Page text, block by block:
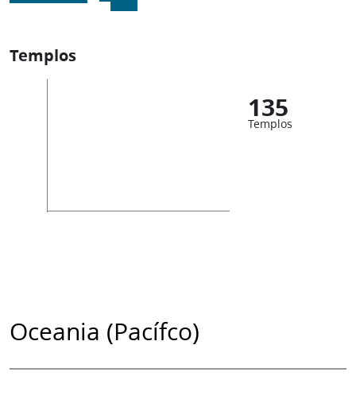
Templos
135
Templos
Oceania (Pacífco)